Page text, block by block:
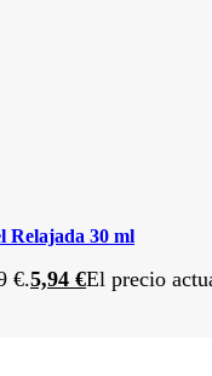
Relajada 30 ml
€.5,94 €El precio